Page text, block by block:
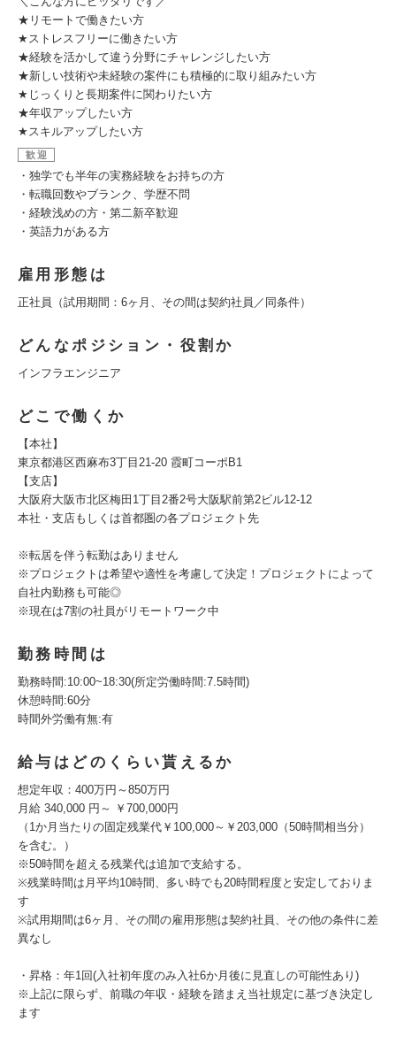
★リモートで働きたい方
★ストレスフリーに働きたい方
★経験を活かして違う分野にチャレンジしたい方
★新しい技術や未経験の案件にも積極的に取り組みたい方
★じっくりと長期案件に関わりたい方
★年収アップしたい方
★スキルアップしたい方
歓迎
・独学でも半年の実務経験をお持ちの方
・転職回数やブランク、学歴不問
・経験浅めの方・第二新卒歓迎
・英語力がある方
雇用形態は
正社員（試用期間：6ヶ月、その間は契約社員／同条件）
どんなポジション・役割か
インフラエンジニア
どこで働くか
【本社】
東京都港区西麻布3丁目21-20 霞町コーポB1
【支店】
大阪府大阪市北区梅田1丁目2番2号大阪駅前第2ビル12-12
本社・支店もしくは首都圏の各プロジェクト先
※転居を伴う転勤はありません
※プロジェクトは希望や適性を考慮して決定！プロジェクトによって
自社内勤務も可能◎
※現在は7割の社員がリモートワーク中
勤務時間は
勤務時間:10:00~18:30(所定労働時間:7.5時間)
休憩時間:60分
時間外労働有無:有
給与はどのくらい貰えるか
想定年収：400万円～850万円
月給 340,000 円～ ￥700,000円
（1か月当たりの固定残業代￥100,000～￥203,000（50時間相当分）
を含む。）
※50時間を超える残業代は追加で支給する。
※残業時間は月平均10時間、多い時でも20時間程度と安定しておりま
す
※試用期間は6ヶ月、その間の雇用形態は契約社員、その他の条件に差
異なし
・昇格：年1回(入社初年度のみ入社6か月後に見直しの可能性あり)
※上記に限らず、前職の年収・経験を踏まえ当社規定に基づき決定し
ます